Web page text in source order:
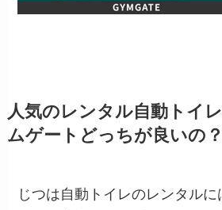
人気のレンタル自動トイ
ムゲートどっちが良いの？
じつは自動トイレのレンタル